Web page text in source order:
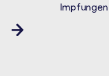
Impfungen
Gesundheit